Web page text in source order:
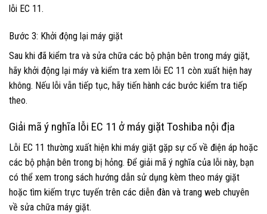
lỗi EC 11.
Bước 3: Khởi động lại máy giặt
Sau khi đã kiểm tra và sửa chữa các bộ phận bên trong máy giặt,
hãy khởi động lại máy và kiểm tra xem lỗi EC 11 còn xuất hiện hay
không. Nếu lỗi vẫn tiếp tục, hãy tiến hành các bước kiểm tra tiếp
theo.
Giải mã ý nghĩa lỗi EC 11 ở máy giặt Toshiba nội địa
Lỗi EC 11 thường xuất hiện khi máy giặt gặp sự cố về điện áp hoặc
các bộ phận bên trong bị hỏng. Để giải mã ý nghĩa của lỗi này, bạn
có thể xem trong sách hướng dẫn sử dụng kèm theo máy giặt
hoặc tìm kiếm trực tuyến trên các diễn đàn và trang web chuyên
về sửa chữa máy giặt.